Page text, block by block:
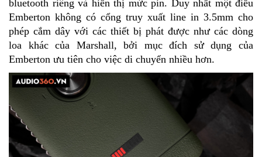
bluetooth riêng và hiển thị mức pin. Duy nhất một điều
Emberton không có cổng truy xuất line in 3.5mm cho
phép cắm dây với các thiết bị phát được như các dòng
loa khác của Marshall, bởi mục đích sử dụng của
Emberton ưu tiên cho việc di chuyển nhiều hơn.